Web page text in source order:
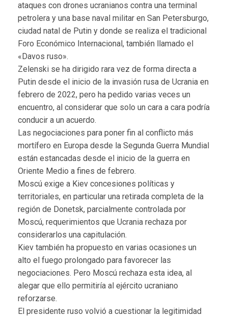
ataques con drones ucranianos contra una terminal
petrolera y una base naval militar en San Petersburgo,
ciudad natal de Putin y donde se realiza el tradicional
Foro Económico Internacional, también llamado el
«Davos ruso».
Zelenski se ha dirigido rara vez de forma directa a
Putin desde el inicio de la invasión rusa de Ucrania en
febrero de 2022, pero ha pedido varias veces un
encuentro, al considerar que solo un cara a cara podría
conducir a un acuerdo.
Las negociaciones para poner fin al conflicto más
mortífero en Europa desde la Segunda Guerra Mundial
están estancadas desde el inicio de la guerra en
Oriente Medio a fines de febrero.
Moscú exige a Kiev concesiones políticas y
territoriales, en particular una retirada completa de la
región de Donetsk, parcialmente controlada por
Moscú, requerimientos que Ucrania rechaza por
considerarlos una capitulación.
Kiev también ha propuesto en varias ocasiones un
alto el fuego prolongado para favorecer las
negociaciones. Pero Moscú rechaza esta idea, al
alegar que ello permitiría al ejército ucraniano
reforzarse.
El presidente ruso volvió a cuestionar la legitimidad